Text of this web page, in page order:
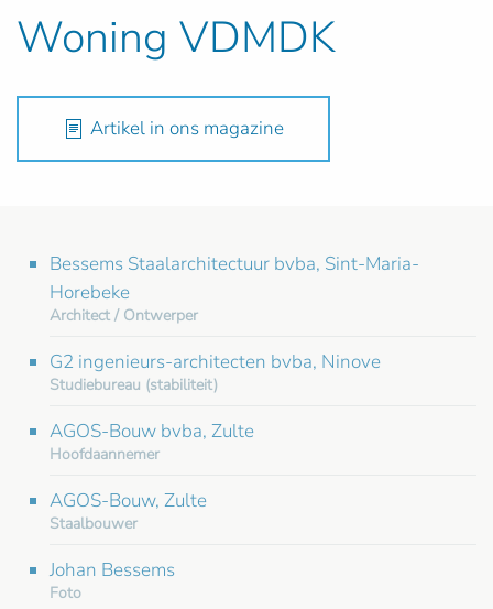
Woning VDMDK
Artikel in ons magazine
Bessems Staalarchitectuur bvba, Sint-Maria-
Horebeke
Architect / Ontwerper
G2 ingenieurs-architecten bvba, Ninove
Studiebureau (stabiliteit)
AGOS-Bouw bvba, Zulte
Hoofdaannemer
AGOS-Bouw, Zulte
Staalbouwer
Johan Bessems
Foto